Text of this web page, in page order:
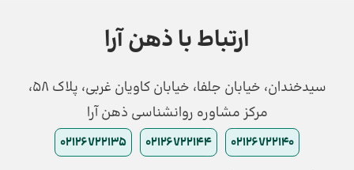
ارتباط با ذهن آرا
سیدخندان، خیابان جلفا، خیابان کاویان غربی، پلاک 58،
مرکز مشاوره روانشناسی ذهن آرا
02126722140
02126722144
02126722135